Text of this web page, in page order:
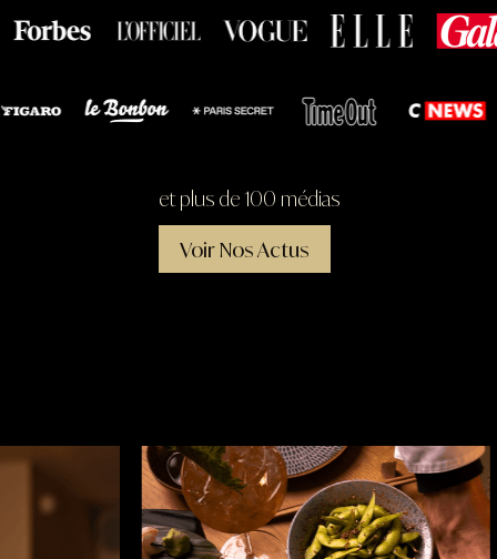
et plus de 100 médias
Voir Nos Actus